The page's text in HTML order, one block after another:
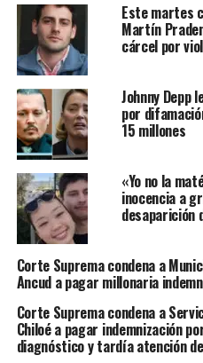
Este martes
Martín
cárcel por
Johnny Depp
por
15 millones
«Yo no la
inocencia a
desaparición
Corte Suprema condena a
Ancud a pagar millonaria
Corte Suprema condena a
Chiloé a pagar indemnización
diagnóstico y tardía atención